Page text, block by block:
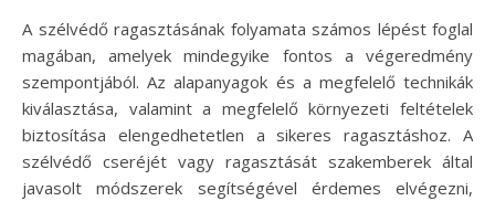
A szélvédő ragasztásának folyamata számos lépést foglal
magában, amelyek mindegyike fontos a végeredmény
szempontjából. Az alapanyagok és a megfelelő technikák
kiválasztása, valamint a megfelelő környezeti feltételek
biztosítása elengedhetetlen a sikeres ragasztáshoz. A
szélvédő cseréjét vagy ragasztását szakemberek által
javasolt módszerek segítségével érdemes elvégezni,